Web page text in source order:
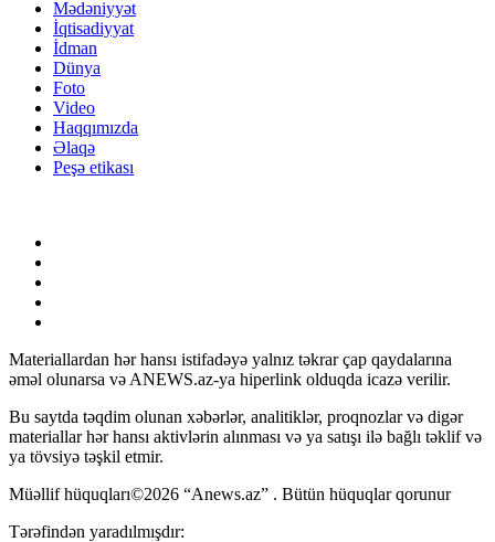
Mədəniyyət
İqtisadiyyat
İdman
Dünya
Foto
Video
Haqqımızda
Əlaqə
Peşə etikası
Materiallardan hər hansı istifadəyə yalnız təkrar çap qaydalarına
əməl olunarsa və ANEWS.az-ya hiperlink olduqda icazə verilir.
Bu saytda təqdim olunan xəbərlər, analitiklər, proqnozlar və digər
materiallar hər hansı aktivlərin alınması və ya satışı ilə bağlı təklif və
ya tövsiyə təşkil etmir.
Müəllif hüquqları©2026 “Anews.az” . Bütün hüquqlar qorunur
Tərəfindən yaradılmışdır: